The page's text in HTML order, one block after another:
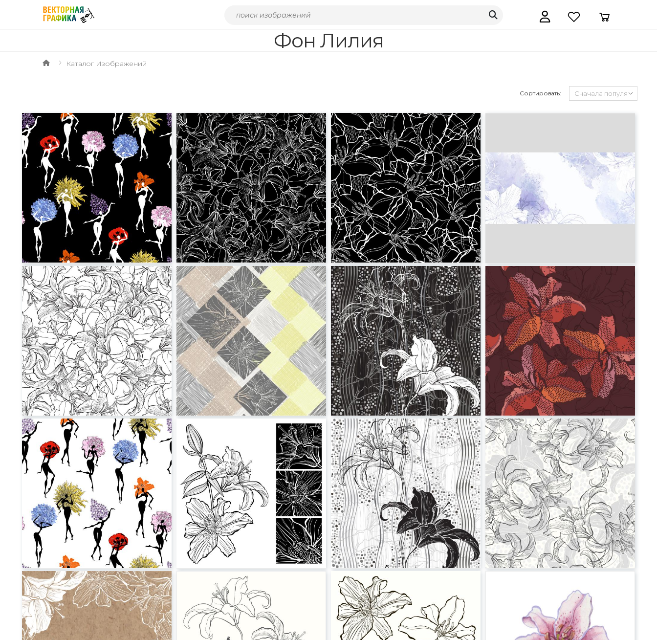
Фон Лилия
Каталог Изображений
Сортировать: